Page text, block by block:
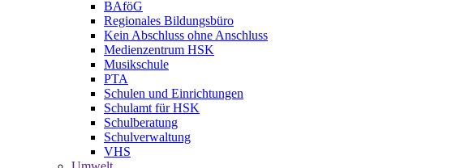
BAföG
Regionales Bildungsbüro
Kein Abschluss ohne Anschluss
Medienzentrum HSK
Musikschule
PTA
Schulen und Einrichtungen
Schulamt für HSK
Schulberatung
Schulverwaltung
VHS